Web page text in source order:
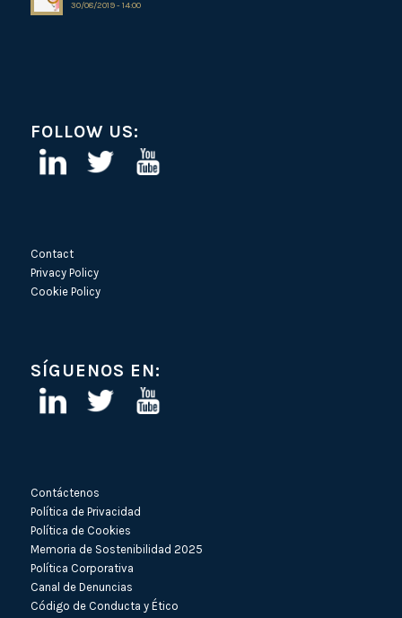
30/08/2019 - 14:00
FOLLOW US:
Contact
Privacy Policy
Cookie Policy
SÍGUENOS EN:
Contáctenos
Política de Privacidad
Política de Cookies
Memoria de Sostenibilidad 2025
Política Corporativa
Canal de Denuncias
Código de Conducta y Ético